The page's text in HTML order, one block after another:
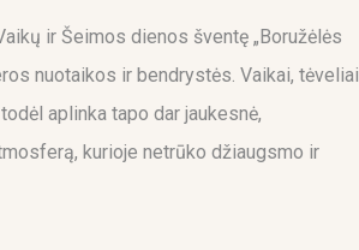
ir Šeimos dienos šventę „Boružėlės
nuotaikos ir bendrystės. Vaikai, tėveliai
aplinka tapo dar jaukesnė,
kurioje netrūko džiaugsmo ir